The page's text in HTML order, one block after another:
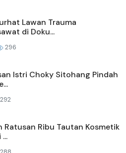
Lawan Trauma
di Doku...
296
Istri Choky Sitohang Pindah
292
Ratusan Ribu Tautan Kosmetik